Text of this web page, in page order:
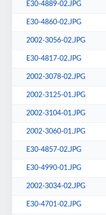
E30-4889-02.JPG
E30-4860-02.JPG
2002-3056-02.JPG
E30-4817-02.JPG
2002-3078-02.JPG
2002-3125-01.JPG
2002-3104-01.JPG
2002-3060-01.JPG
E30-4857-02.JPG
E30-4990-01.JPG
2002-3034-02.JPG
E30-4701-02.JPG